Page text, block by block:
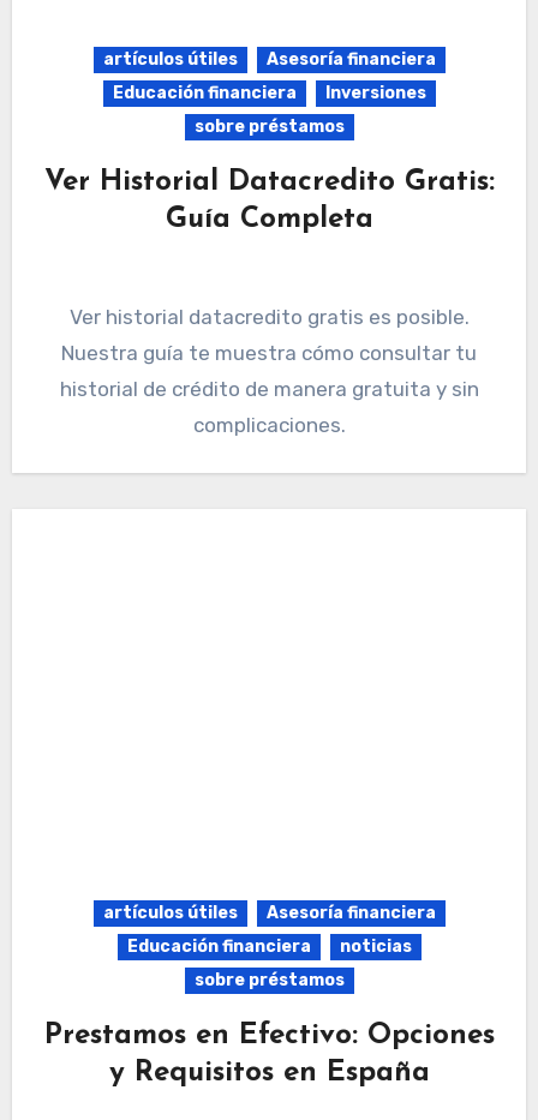
artículos útiles
Asesoría financiera
Educación financiera
Inversiones
sobre préstamos
Ver Historial Datacredito Gratis:
Guía Completa
Ver historial datacredito gratis es posible.
Nuestra guía te muestra cómo consultar tu
historial de crédito de manera gratuita y sin
complicaciones.
artículos útiles
Asesoría financiera
Educación financiera
noticias
sobre préstamos
Prestamos en Efectivo: Opciones
y Requisitos en España